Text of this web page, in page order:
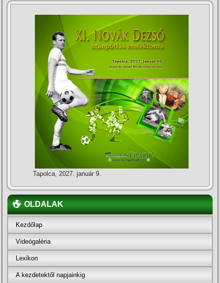
Tapolca, 2027. január 9.
OLDALAK
Kezdőlap
Videógaléria
Lexikon
A kezdetektől napjainkig